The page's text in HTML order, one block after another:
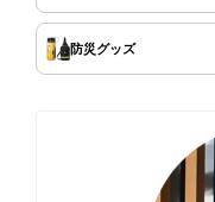
防災グッズ